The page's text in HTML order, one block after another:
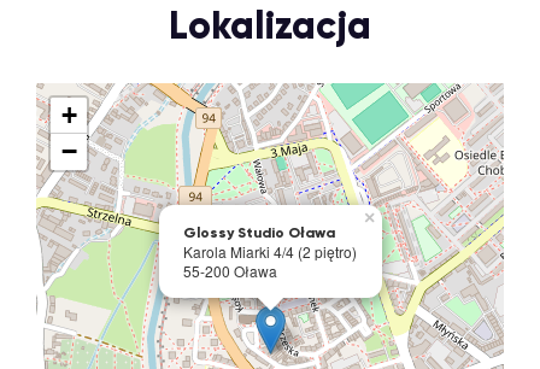
Lokalizacja
Glossy Studio Oława
Karola Miarki 4/4 (2 piętro)
55-200 Oława
×
+
−